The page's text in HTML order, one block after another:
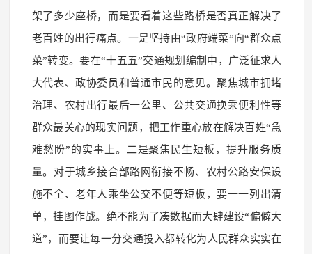
架了多少座桥，而是要看着这些路桥是否真正解决了
老百姓的出行痛点。一是坚持由“政府端菜”向“群众点
菜”转变。要在“十五五”交通规划编制中，广泛征求人
大代表、政协委员和普通市民的意见。聚焦城市拥堵
治理、农村出行最后一公里、公共交通换乘便利性等
群众最关心的现实问题，把工作重心放在解决百姓“急
难愁盼”的实事上。二是聚焦民生短板，提升服务质
量。对于城乡接合部路网衔接不畅、农村公路安保设
施不全、老年人乘坐公交不便等短板，要一一列出清
单，挂图作战。绝不能为了凑数据而大肆建设“偏僻大
道”，而要让每一分交通投入都转化为人民群众实实在